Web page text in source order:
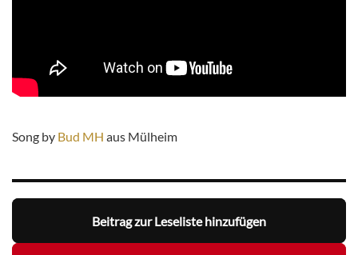
Song by Bud MH aus Mülheim
Beitrag zur Leseliste hinzufügen